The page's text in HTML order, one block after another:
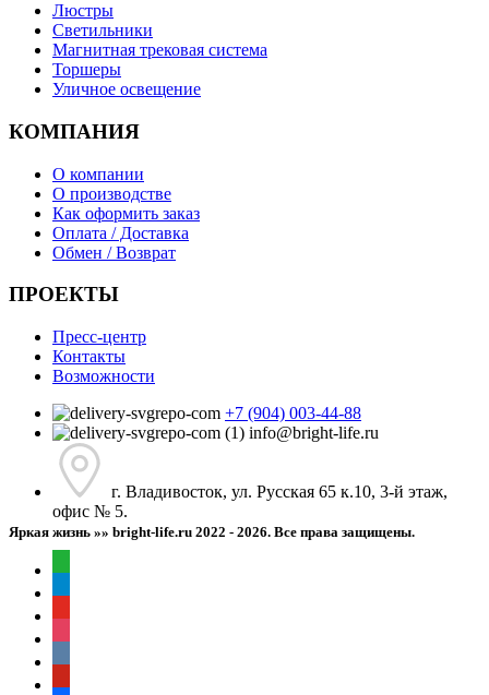
Люстры
Светильники
Магнитная трековая система
Торшеры
Уличное освещение
КОМПАНИЯ
О компании
О производстве
Как оформить заказ
Оплата / Доставка
Обмен / Возврат
ПРОЕКТЫ
Пресс-центр
Контакты
Возможности
+7 (904) 003-44-88
info@bright-life.ru
г. Владивосток, ул. Русская 65 к.10, 3-й этаж,
офис № 5.
Яркая жизнь »» bright-life.ru 2022 - 2026. Все права защищены.